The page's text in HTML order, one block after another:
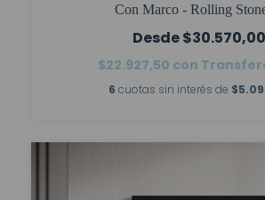
Con Marco - Rolling
$30.570,00
$22.927,50 con
6 cuotas sin interés de